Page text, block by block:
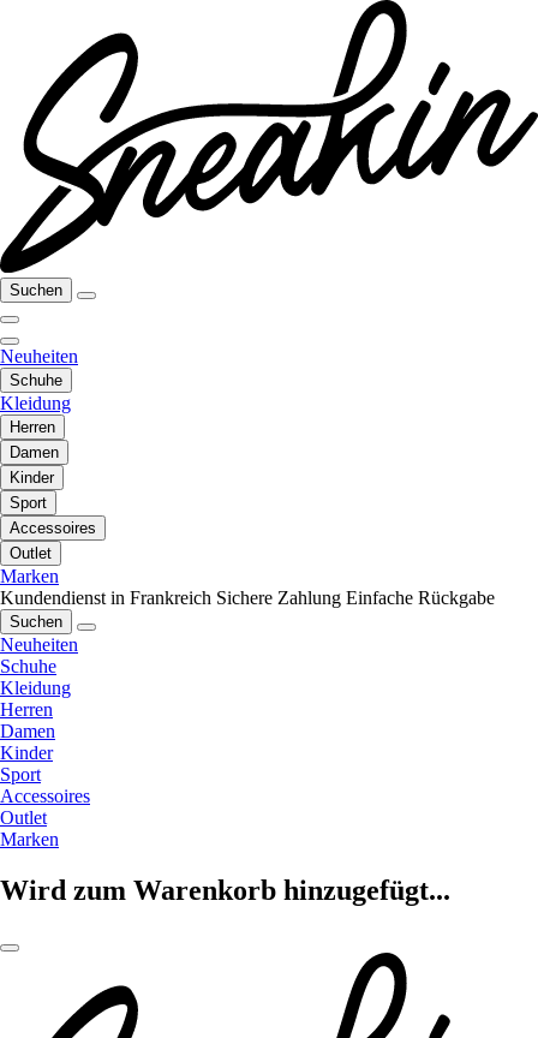
Suchen
Neuheiten
Schuhe
Kleidung
Herren
Damen
Kinder
Sport
Accessoires
Outlet
Marken
Kundendienst in Frankreich Sichere Zahlung Einfache Rückgabe
Suchen
Neuheiten
Schuhe
Kleidung
Herren
Damen
Kinder
Sport
Accessoires
Outlet
Marken
Wird zum Warenkorb hinzugefügt...